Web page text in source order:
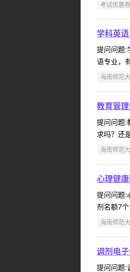
考试优惠券
学科英
提问问题:
语专业，
海南师范
教育管
提问问题:
求吗？还
海南师范
心理健
提问问题:
剂名额7
海南师范
调剂电
提问问题: